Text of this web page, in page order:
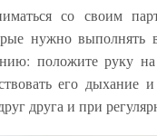
со своим
нужно выполнять
положите руку
его дыхание
друга и при